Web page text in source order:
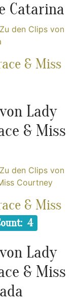
Catarina
Zu den Clips von
& Miss
Lady
& Miss
Zu den Clips von
Courtney
& Miss
4
Lady
& Miss